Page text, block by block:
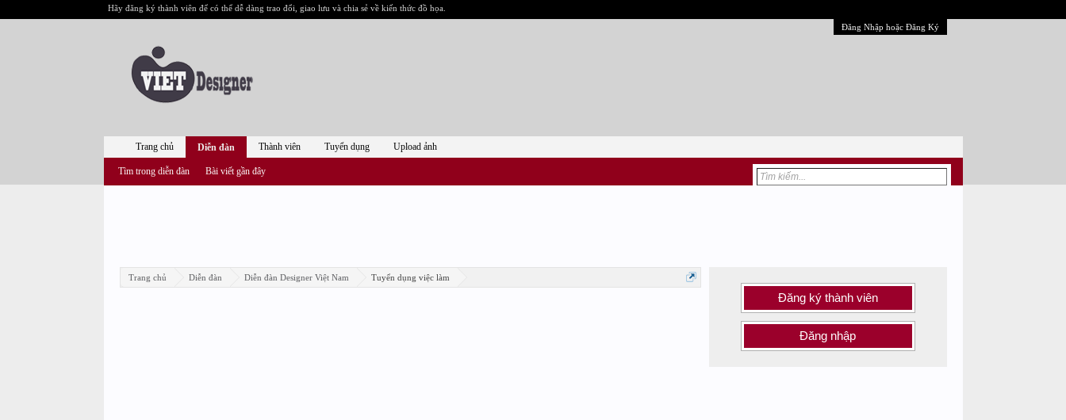
Hãy đăng ký thành viên để có thể dễ dàng trao đổi, giao lưu và chia sẻ về kiến thức đồ họa.
Đăng Nhập hoặc Đăng Ký
Trang chủ Diễn đàn Diễn đàn Designer Việt Nam Tuyển dụng việc làm
Đăng ký thành viên
Đăng nhập
Trang chủ Diễn đàn
Tìm trong diễn đàn Bài viết gần đây
Thành viên Tuyển dụng Upload ảnh